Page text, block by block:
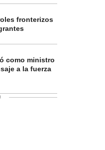
fronterizos
como ministro
a la fuerza